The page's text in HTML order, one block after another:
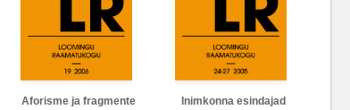
Aforisme ja fragmente Inimkonna esindajad